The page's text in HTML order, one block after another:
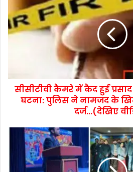
सीसीटीवी कैमरे में कैद हुई
घटना: पुलिस ने नामजद के
दर्ज...(देखिए